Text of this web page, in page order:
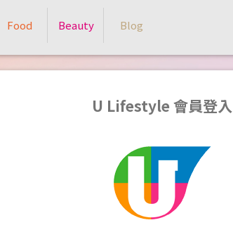
Food Beauty Blog
U Lifestyle 會員登入